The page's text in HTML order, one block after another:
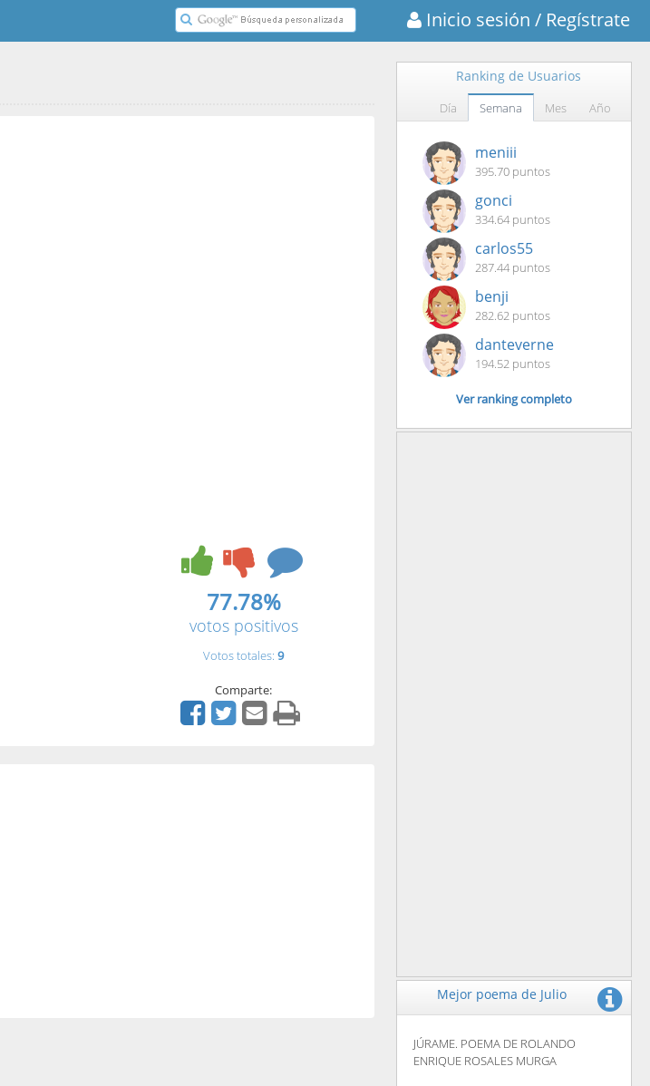
Inicio sesión / Regístrate
77.78%
votos positivos
Votos totales: 9
Comparte:
Ranking de Usuarios
Día Semana Mes Año
meniii
395.70 puntos
gonci
334.64 puntos
carlos55
287.44 puntos
benji
282.62 puntos
danteverne
194.52 puntos
Ver ranking completo
Mejor poema de Julio
JÚRAME. POEMA DE ROLANDO
ENRIQUE ROSALES MURGA